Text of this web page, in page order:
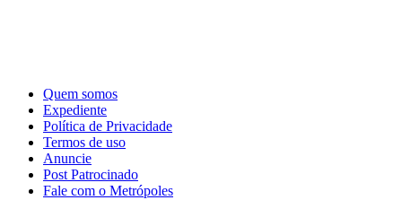
Quem somos
Expediente
Política de Privacidade
Termos de uso
Anuncie
Post Patrocinado
Fale com o Metrópoles